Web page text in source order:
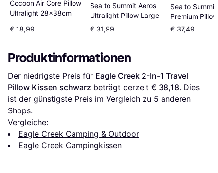
Cocoon Air Core Pillow
Ultralight 28x38cm
€ 18,99
Sea to Summit Aeros
Ultralight Pillow Large
€ 31,99
Sea to Summit
Premium
€ 37,49
Produktinformationen
Der niedrigste Preis für Eagle Creek 2-In-1 Travel
Pillow Kissen schwarz beträgt derzeit € 38,18. Dies
ist der günstigste Preis im Vergleich zu 5 anderen
Shops.
Vergleiche:
Eagle Creek Camping & Outdoor
Eagle Creek Campingkissen